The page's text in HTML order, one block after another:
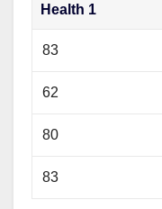
Health 1
83
62
80
83